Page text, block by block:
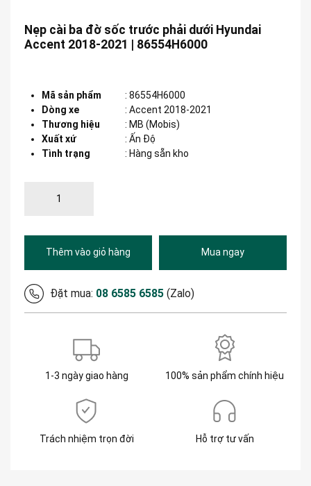
Nẹp cài ba đờ sốc trước phải dưới Hyundai
Accent 2018-2021 | 86554H6000
Mã sản phẩm : 86554H6000
Dòng xe
: Accent 2018-2021
Thương hiệu
: MB (Mobis)
Xuất xứ
: Ấn Độ
Tình trạng
: Hàng sẵn kho
Thêm vào giỏ hàng Mua ngay
Đặt mua: 08 6585 6585 (Zalo)
1-3 ngày giao hàng 100% sản phẩm chính hiệu
Trách nhiệm trọn đời Hỗ trợ tư vấn